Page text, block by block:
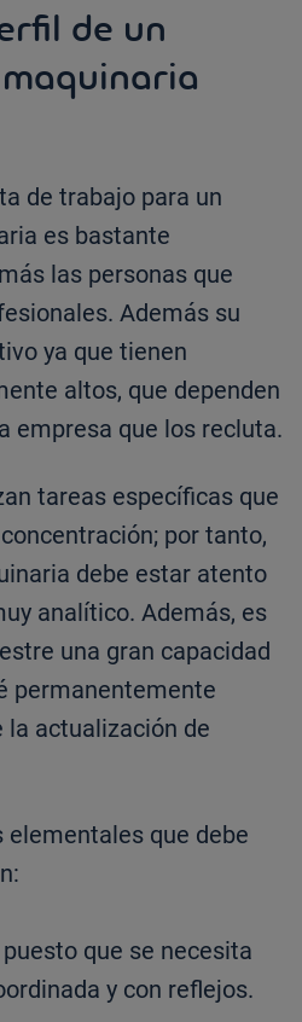
de un
de trabajo para un
es bastante
las personas que
Además su
ya que tienen
altos, que dependen
empresa que los recluta.
tareas específicas que
por tanto,
debe estar atento
analítico. Además, es
una gran capacidad
permanentemente
la actualización de
elementales que debe
que se necesita
y con reflejos.